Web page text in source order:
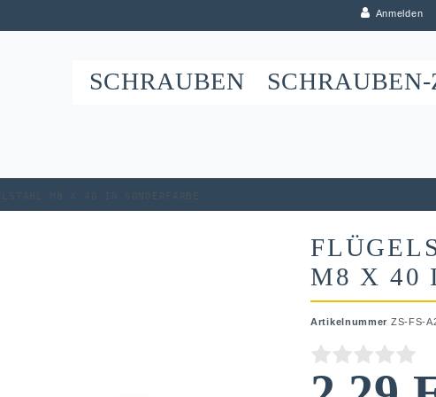
Anmelden
SCHRAUBEN
M8 x 40 in Sonderfarbe
M8 X 40
Artikelnummer ZS-FS-